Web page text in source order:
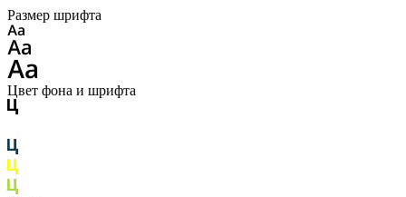
Размер шрифта
Цвет фона и шрифта